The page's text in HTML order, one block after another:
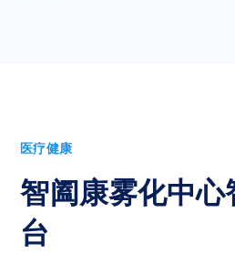
医疗健康
智阖康雾化中
台